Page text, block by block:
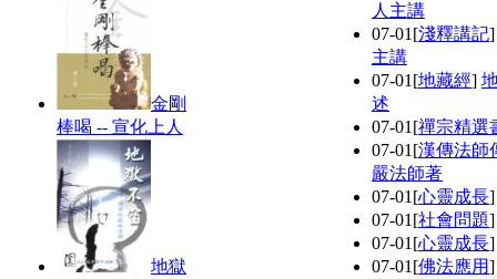
金剛
棒喝 -- 宣化上人
地獄
人主講
07-01 [淺釋講記
主講
07-01 [地藏經]
述
07-01 [禪宗精選
07-01 [漢傳法師
嚴法師著
07-01 [心靈成長
07-01 [社會問題
07-01 [心靈成長
07-01 [佛法應用